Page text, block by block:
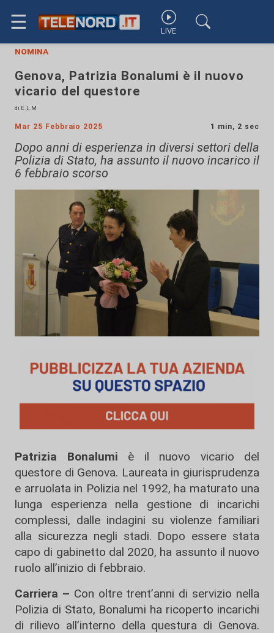
☰ LIVE
nomina
Genova, Patrizia Bonalumi è il nuovo
vicario del questore
di E.L.M
Mar 25 Febbraio 2025 1 min, 2 sec
Dopo anni di esperienza in diversi settori della
Polizia di Stato, ha assunto il nuovo incarico il
6 febbraio scorso
Patrizia Bonalumi è il nuovo vicario del
questore di Genova. Laureata in giurisprudenza
e arruolata in Polizia nel 1992, ha maturato una
lunga esperienza nella gestione di incarichi
complessi, dalle indagini su violenze familiari
alla sicurezza negli stadi. Dopo essere stata
capo di gabinetto dal 2020, ha assunto il nuovo
ruolo all’inizio di febbraio.
Carriera – Con oltre trent’anni di servizio nella
Polizia di Stato, Bonalumi ha ricoperto incarichi
di rilievo all’interno della questura di Genova.